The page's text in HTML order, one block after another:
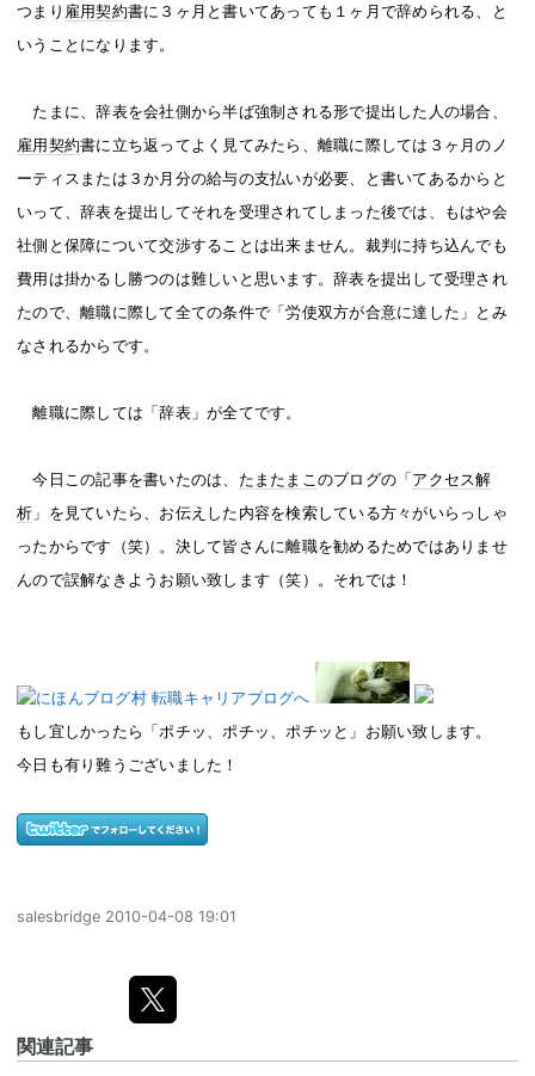
つまり 雇用契約書に３ヶ月と書いてあっても１ヶ月で辞められる、と
いうことになります。
たまに、辞表を会社側から半ば強制される形で提出した人の場合、
雇用契約書に立ち返ってよく見てみたら、離職に際しては３ヶ月のノ
ーティスまたは３か月分の給与の支払いが必要、と書いてあるからと
いって、辞表を提出してそれを受理されてしまった後では、もはや会
社側と保障について交渉することは出来ません。裁判に持ち込んでも
費用は掛かるし勝つのは難しいと思います。辞表を提出して受理され
たので、離職に際して全ての条件で「労使双方が合意に達した」とみ
なされるからです。
離職に際しては「辞表」が全てです。
今日この記事を書いたのは、 たまたまこのブログの「アクセス解
析 」を見ていたら、お伝えした内容を検索している方々がいらっしゃ
ったからです（笑）。決して皆さんに離職を勧めるためではありませ
んので誤解なきようお願い致します（笑）。それでは！
もし宜しかったら「ポチッ、ポチッ、ポチッと」お願い致します。
今日も有り難うございました！
salesbridge 2010-04-08 19:01
関連記事